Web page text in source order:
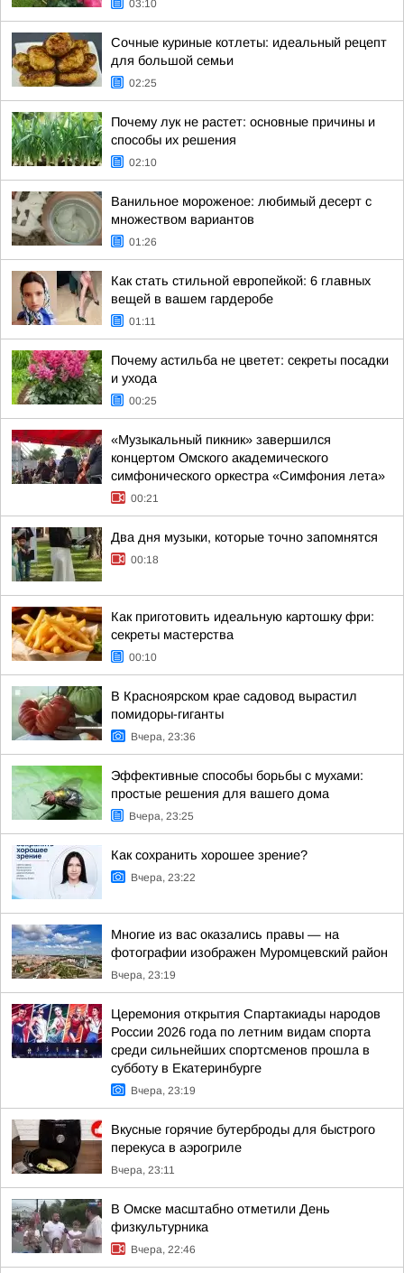
03:10
Сочные куриные котлеты: идеальный рецепт
для большой семьи
02:25
Почему лук не растет: основные причины и
способы их решения
02:10
Ванильное мороженое: любимый десерт с
множеством вариантов
01:26
Как стать стильной европейкой: 6 главных
вещей в вашем гардеробе
01:11
Почему астильба не цветет: секреты посадки
и ухода
00:25
«Музыкальный пикник» завершился
концертом Омского академического
симфонического оркестра «Симфония лета»
00:21
Два дня музыки, которые точно запомнятся
00:18
Как приготовить идеальную картошку фри:
секреты мастерства
00:10
В Красноярском крае садовод вырастил
помидоры-гиганты
Вчера, 23:36
Эффективные способы борьбы с мухами:
простые решения для вашего дома
Вчера, 23:25
Как сохранить хорошее зрение?
Вчера, 23:22
Многие из вас оказались правы — на
фотографии изображен Муромцевский район
Вчера, 23:19
Церемония открытия Спартакиады народов
России 2026 года по летним видам спорта
среди сильнейших спортсменов прошла в
субботу в Екатеринбурге
Вчера, 23:19
Вкусные горячие бутерброды для быстрого
перекуса в аэрогриле
Вчера, 23:11
В Омске масштабно отметили День
физкультурника
Вчера, 22:46